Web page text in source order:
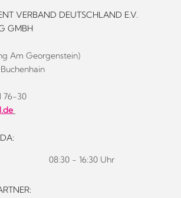
VERBAND DEUTSCHLAND E.V.
GMBH
Am Georgenstein)
76-30
08:30 - 16:30 Uhr